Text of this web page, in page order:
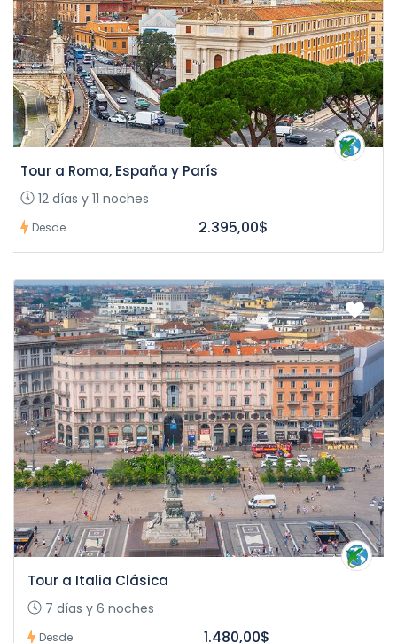
Tour a Roma, España y París
12 días y 11 noches
Desde 2.395,00$
Tour a Italia Clásica
7 días y 6 noches
Desde 1.480,00$